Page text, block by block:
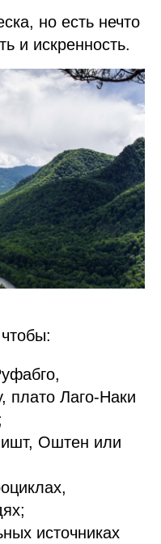
но есть нечто
и искренность.
плато Лаго-Наки
Оштен или
источниках